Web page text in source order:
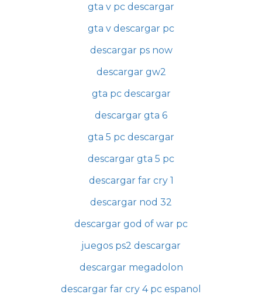
gta v pc descargar
gta v descargar pc
descargar ps now
descargar gw2
gta pc descargar
descargar gta 6
gta 5 pc descargar
descargar gta 5 pc
descargar far cry 1
descargar nod 32
descargar god of war pc
juegos ps2 descargar
descargar megadolon
descargar far cry 4 pc espanol